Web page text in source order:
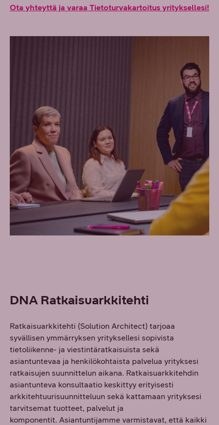
Ota yhteyttä ja varaa Tietoturvakartoitus yrityksellesi!
DNA Ratkaisuarkkitehti
Ratkaisuarkkitehti (Solution Architect) tarjoaa
syvällisen ymmärryksen yrityksellesi sopivista
tietoliikenne- ja viestintäratkaisuista sekä
asiantuntevaa ja henkilökohtaista palvelua yrityksesi
ratkaisujen suunnittelun aikana. Ratkaisuarkkitehdin
asiantunteva konsultaatio keskittyy erityisesti
arkkitehtuurisuunnitteluun sekä kattamaan yrityksesi
tarvitsemat tuotteet, palvelut ja
komponentit. Asiantuntijamme varmistavat, että kaikki